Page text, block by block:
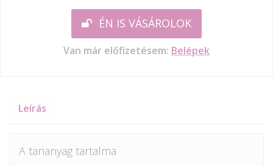
ÉN IS VÁSÁROLOK
Van már előfizetésem: Belépek
Leírás
A tananyag tartalma